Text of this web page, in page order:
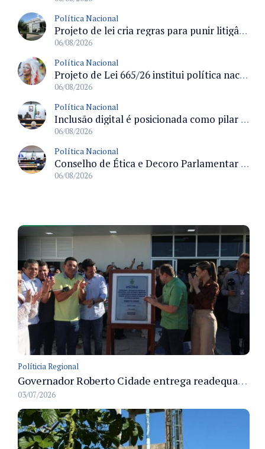
Política Nacional
Projeto de lei cria regras para punir litigância abusiva reversa e integrar sistemas do Judiciário
06/08/2026
Política Nacional
Projeto de Lei 665/26 institui política nacional para prevenção ao transfeminicídio e prevê medidas de proteção e reparação
06/08/2026
Política Nacional
Inclusão digital é posicionada como pilar essencial da reurbanização de favelas e periferias
06/08/2026
Política Nacional
Conselho de Ética e Decoro Parlamentar analisa representações e oitivas agendadas para terça (11)
06/08/2026
Políticia Regional
Governador Roberto Cidade entrega readequação do ambulatório da FCecon e amplia capacidade de atendimento oncológico em Manaus
03/07/2026